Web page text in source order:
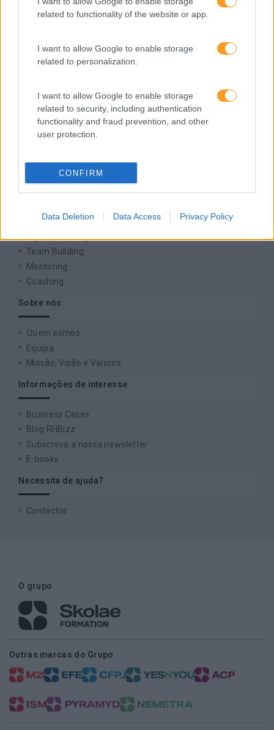
related to functionality of the website or app.
I want to allow Google to enable storage
related to personalization.
I want to allow Google to enable storage
related to security, including authentication
functionality and fraud prevention, and other
user protection.
CONFIRM
Data Deletion Data Access Privacy Policy
SKOLAE Formação
empresa europeia multiespecializada no desenvolvimento
de competências e soluções de aprendizagem. Estamos
Consultoria
Team Building
Mentoring
Coaching
Sobre nós
Quem somos
Equipa
Missão, Visão e Valores
Informações de interesse
Business Cases
Blog RHBizz
Subscreva a nossa newsletter
E-books
Necessita de ajuda?
Contactos
O grupo
Outras marcas do Grupo